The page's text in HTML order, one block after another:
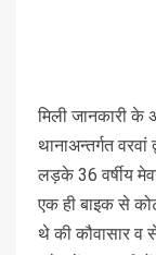
मिली जानकारी के
थानाअन्तर्गत वरवां
लड़के 36 वर्षीय
एक ही बाइक से
थे की कौवासार व